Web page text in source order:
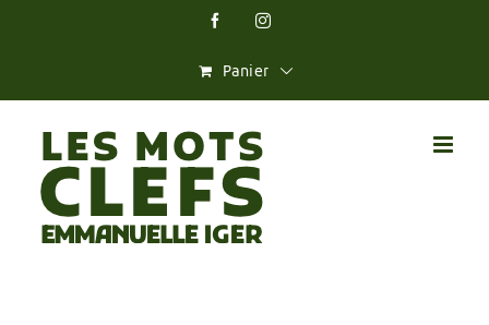
FacebookInstagram
Panier